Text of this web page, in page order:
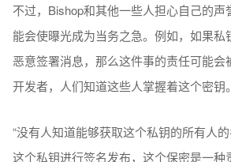
不过，Bishop和其他一些人担心自己的
能会使曝光成为当务之急。例如，如果私
恶意签署消息，那么这件事的责任可能会
开发者，人们知道这些人掌握着这个密钥。
“没有人知道能够获取这个私钥的所有人
这个私钥进行签名发布，这个保密是一种